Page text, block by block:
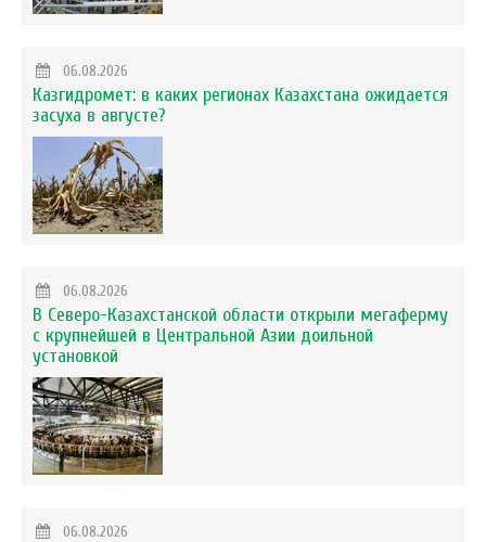
06.08.2026
Казгидромет: в каких регионах Казахстана ожидается
засуха в августе?
06.08.2026
В Северо-Казахстанской области открыли мегаферму
с крупнейшей в Центральной Азии доильной
установкой
06.08.2026